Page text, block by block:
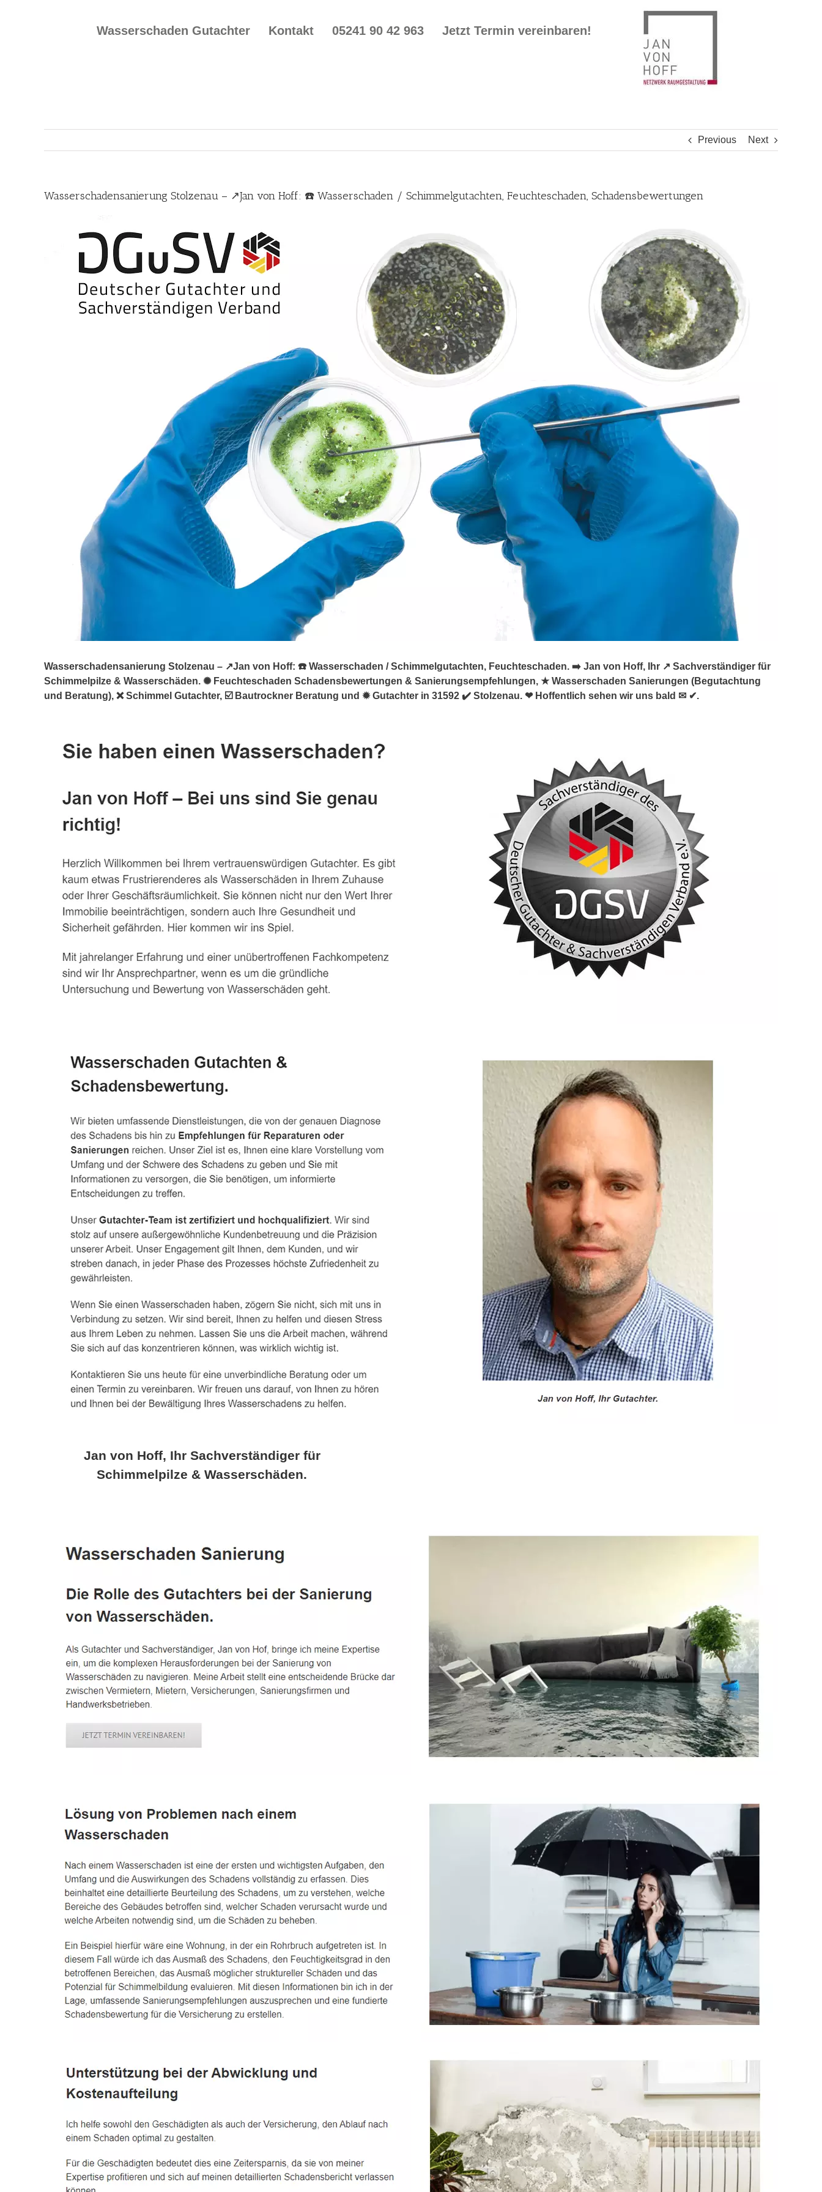
Wasserschaden Gutachter Kontakt 05241 90 42 963 Jetzt Termin vereinbaren!
Previous Next
Wasserschadensanierung Stolzenau – ↗️Jan von Hoff: ☎️ Wasserschaden / Schimmelgutachten, Feuchteschaden, Schadensbewertungen
Wasserschadensanierung Stolzenau – ↗️Jan von Hoff: ☎️ Wasserschaden / Schimmelgutachten, Feuchteschaden. ➡️ Jan von Hoff, Ihr ↗️ Sachverständiger für
Schimmelpilze & Wasserschäden. ✺ Feuchteschaden Schadensbewertungen & Sanierungsempfehlungen, ★ Wasserschaden Sanierungen (Begutachtung
und Beratung), ❌ Schimmel Gutachter, ☑️ Bautrockner Beratung und ✹ Gutachter in 31592 ✔️ Stolzenau. ❤ Hoffentlich sehen wir uns bald ✉ ✔.
Jan von Hoff, Ihr Sachverständiger für
Schimmelpilze & Wasserschäden.